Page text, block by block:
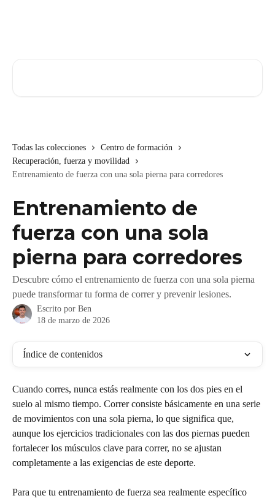
Todas las colecciones
Centro de formación
Recuperación, fuerza y movilidad
Entrenamiento de fuerza con una sola pierna para corredores
Entrenamiento de
fuerza con una sola
pierna para corredores
Descubre cómo el entrenamiento de fuerza con una sola pierna
puede transformar tu forma de correr y prevenir lesiones.
Escrito por Ben
18 de marzo de 2026
Índice de contenidos
Cuando corres, nunca estás realmente con los dos pies en el
suelo al mismo tiempo. Correr consiste básicamente en una serie
de movimientos con una sola pierna, lo que significa que,
aunque los ejercicios tradicionales con las dos piernas pueden
fortalecer los músculos clave para correr, no se ajustan
completamente a las exigencias de este deporte.
Para que tu entrenamiento de fuerza sea realmente específico